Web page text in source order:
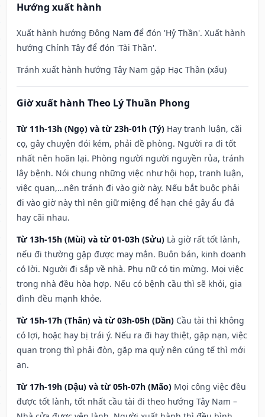
Hướng xuất hành
Xuất hành hướng Đông Nam để đón 'Hỷ Thần'. Xuất hành
hướng Chính Tây để đón 'Tài Thần'.
Tránh xuất hành hướng Tây Nam gặp Hạc Thần (xấu)
Giờ xuất hành Theo Lý Thuần Phong
Từ 11h-13h (Ngọ) và từ 23h-01h (Tý) Hay tranh luận, cãi
cọ, gây chuyện đói kém, phải đề phòng. Người ra đi tốt
nhất nên hoãn lại. Phòng người người nguyền rủa, tránh
lây bệnh. Nói chung những việc như hội họp, tranh luận,
việc quan,…nên tránh đi vào giờ này. Nếu bắt buộc phải
đi vào giờ này thì nên giữ miệng để hạn ché gây ẩu đả
hay cãi nhau.
Từ 13h-15h (Mùi) và từ 01-03h (Sửu) Là giờ rất tốt lành,
nếu đi thường gặp được may mắn. Buôn bán, kinh doanh
có lời. Người đi sắp về nhà. Phụ nữ có tin mừng. Mọi việc
trong nhà đều hòa hợp. Nếu có bệnh cầu thì sẽ khỏi, gia
đình đều mạnh khỏe.
Từ 15h-17h (Thân) và từ 03h-05h (Dần) Cầu tài thì không
có lợi, hoặc hay bị trái ý. Nếu ra đi hay thiệt, gặp nạn, việc
quan trọng thì phải đòn, gặp ma quỷ nên cúng tế thì mới
an.
Từ 17h-19h (Dậu) và từ 05h-07h (Mão) Mọi công việc đều
được tốt lành, tốt nhất cầu tài đi theo hướng Tây Nam –